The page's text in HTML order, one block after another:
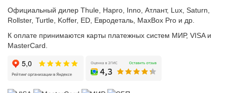
Официальный дилер Thule, Hapro, Inno, Атлант, Lux, Saturn,
Rollster, Turtle, Koffer, ED, Евродеталь, MaxBox Pro и др.
К оплате принимаются карты платежных систем МИР, VISA и
MasterCard.